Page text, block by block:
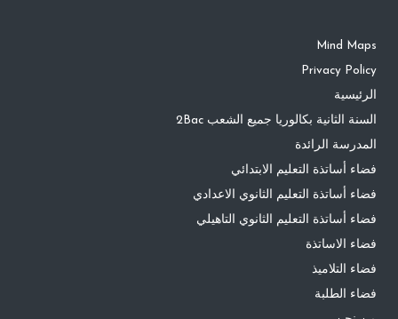
Mind Maps
Privacy Policy
الرئيسية
السنة الثانية بكالوريا جميع الشعب 2Bac
المدرسة الرائدة
فضاء أساتذة التعليم الابتدائي
فضاء أساتذة التعليم الثانوي الاعدادي
فضاء أساتذة التعليم الثانوي التاهيلي
فضاء الاساتذة
فضاء التلاميذ
فضاء الطلبة